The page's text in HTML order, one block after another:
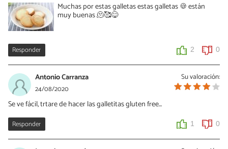
Muchas por estas galletas estas galletas 🍪 están
muy buenas 🫠🥰😋
Responder 2 0
Su valoración:
Antonio Carranza
24/08/2020
Se ve fácil, trtare de hacer las galletitas gluten free...
Responder 1 0